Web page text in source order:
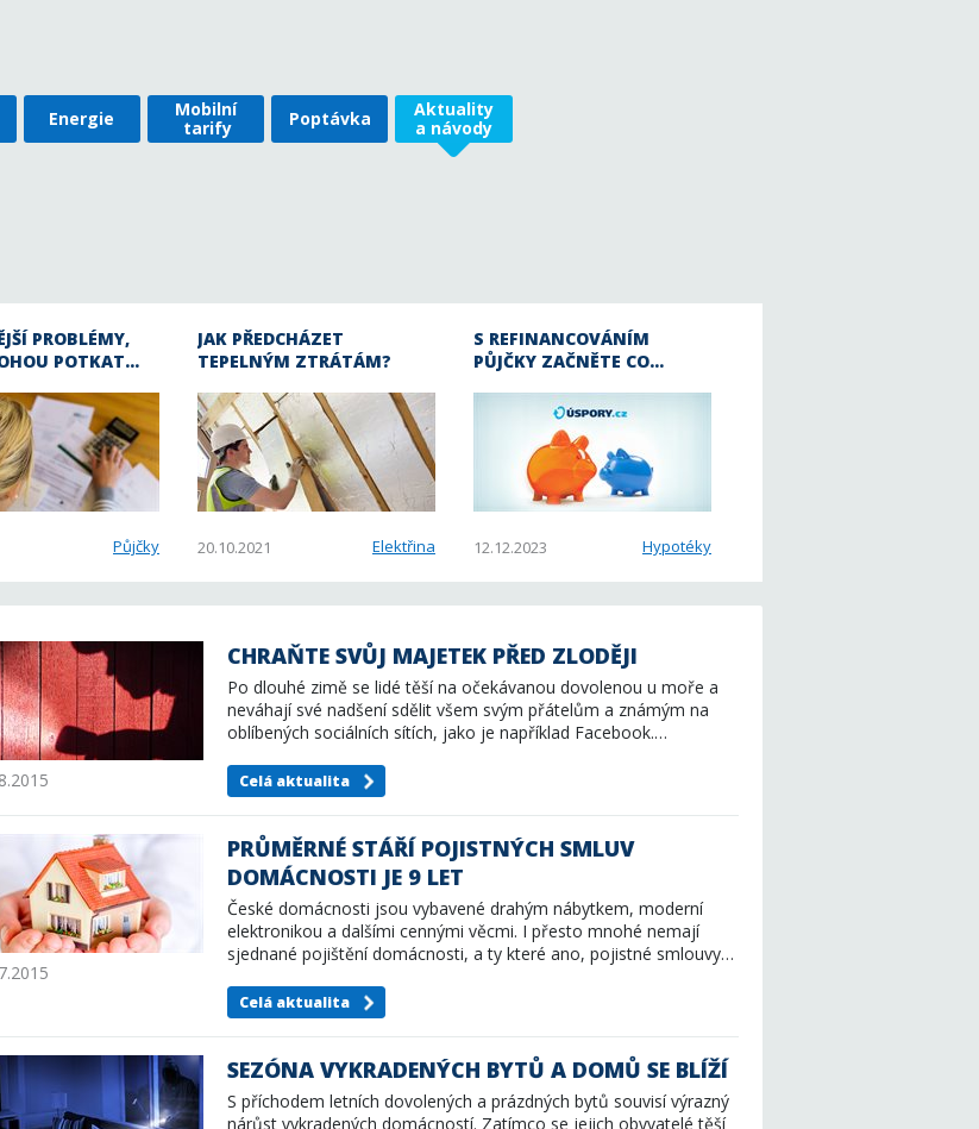
Energie
Mobilní
tarify
Poptávka
Aktuality
a návody
PROBLÉMY,
POTKAT…
Půjčky
JAK PŘEDCHÁZET
TEPELNÝM ZTRÁTÁM?
20.10.2021 Elektřina
S REFINANCOVÁNÍM
PŮJČKY ZAČNĚTE CO…
12.12.2023 Hypotéky
CHRAŇTE SVŮJ MAJETEK PŘED ZLODĚJI
Po dlouhé zimě se lidé těší na očekávanou dovolenou u moře a
neváhají své nadšení sdělit všem svým přátelům a známým na
oblíbených sociálních sítích, jako je například Facebook.…
Celá aktualita
PRŮMĚRNÉ STÁŘÍ POJISTNÝCH SMLUV
DOMÁCNOSTI JE 9 LET
České domácnosti jsou vybavené drahým nábytkem, moderní
elektronikou a dalšími cennými věcmi. I přesto mnohé nemají
sjednané pojištění domácnosti, a ty které ano, pojistné smlouvy…
Celá aktualita
SEZÓNA VYKRADENÝCH BYTŮ A DOMŮ SE BLÍŽÍ
S příchodem letních dovolených a prázdných bytů souvisí výrazný
nárůst vykradených domácností. Zatímco se jejich obyvatelé těší